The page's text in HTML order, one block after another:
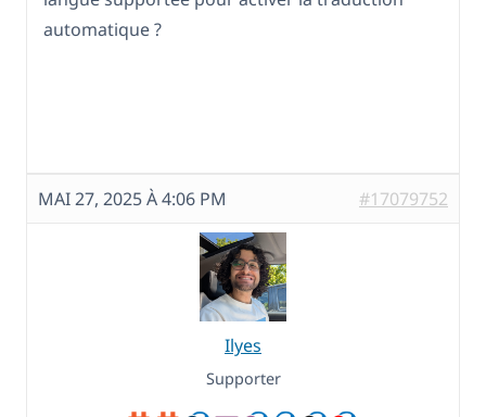
automatique ?
MAI 27, 2025 À 4:06 PM #17079752
Ilyes
Supporter